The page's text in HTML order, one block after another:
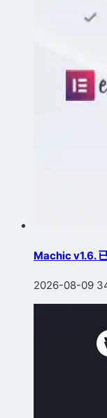
Machic v1.6.
2026-08-09